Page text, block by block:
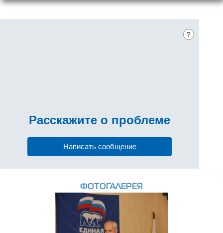
?
Расскажите о проблеме
Написать сообщение
ФОТОГАЛЕРЕЯ